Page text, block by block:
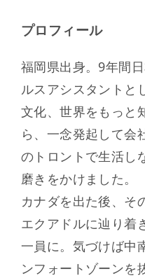
プロフィール
福岡県出身。9年間
ルスアシスタントと
文化、世界をもっと
ら、一念発起して会
のトロントで生活し
磨きをかけました。
カナダを出た後、そ
エクアドルに辿り着
一員に。気づけば中
ンフォートゾーンを